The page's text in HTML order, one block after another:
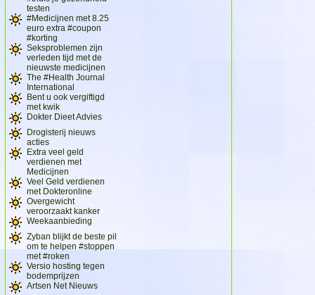
testen
#Medicijnen met 8.25
euro extra #coupon
#korting
Seksproblemen zijn
verleden tijd met de
nieuwste medicijnen
The #Health Journal
International
Bent u ook vergiftigd
met kwik
Dokter Dieet Advies
Drogisterij nieuws
acties
Extra veel geld
verdienen met
Medicijnen
Veel Geld verdienen
met Dokteronline
Overgewicht
veroorzaakt kanker
Weekaanbieding
Zyban blijkt de beste pil
om te helpen #stoppen
met #roken
Versio hosting tegen
bodemprijzen
Artsen Net Nieuws